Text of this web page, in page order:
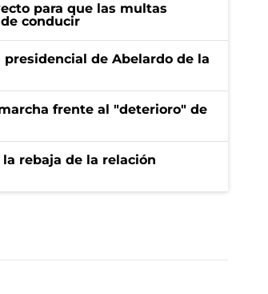
para que las multas
conducir
de Abelardo de la
frente al "deterioro" de
rebaja de la relación